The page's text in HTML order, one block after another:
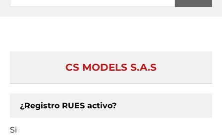
CS MODELS S.A.S
¿Registro RUES activo?
Si